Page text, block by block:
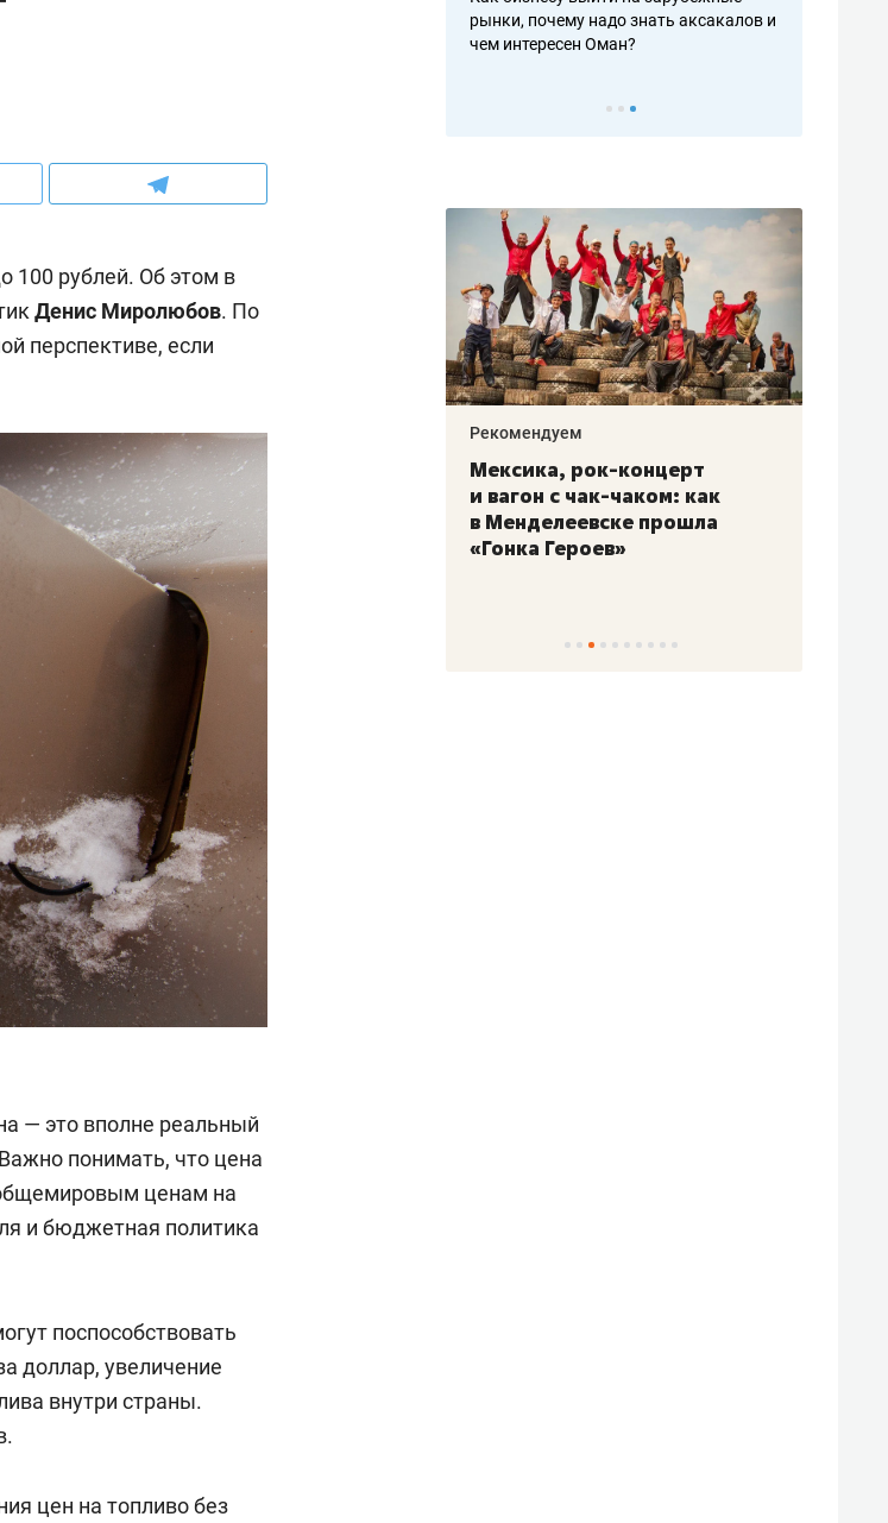
100 рублей. Об этом в
Денис Миролюбов. По
перспективе, если
— это вполне реальный
понимать, что цена
ценам на
и бюджетная политика
поспособствовать
доллар, увеличение
внутри страны.
цен на топливо без
рынки, почему надо знать аксакалов ио трехкратном росте цен, дотошных
клиентах и чудных запросах мастеров
в дикой
и физическим
как основа
команд
Рекомендуем
Мексика, рок-концерт
и вагон с чак-чаком: как
в Менделеевске прошла
«Прорывы случались
30 метров»: как
лечит подземные артерии
Казани